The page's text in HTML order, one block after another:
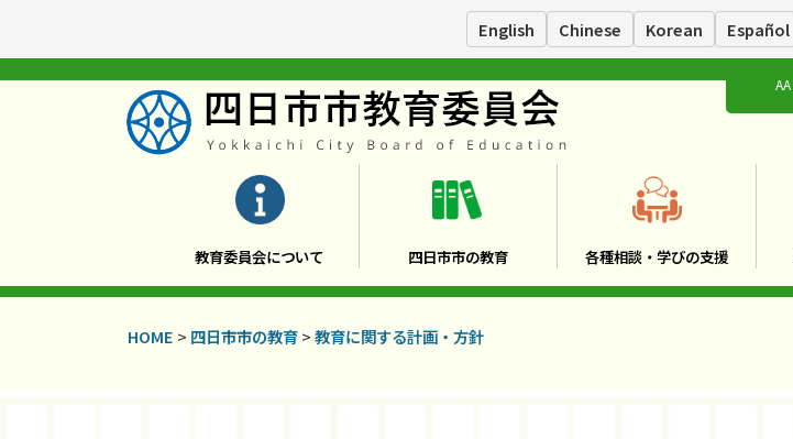
English Chinese Korean Español
AA
教育委員会について 四日市市の教育 各種相談・学びの支援
HOME > 四日市市の教育>教育に関する計画・方針